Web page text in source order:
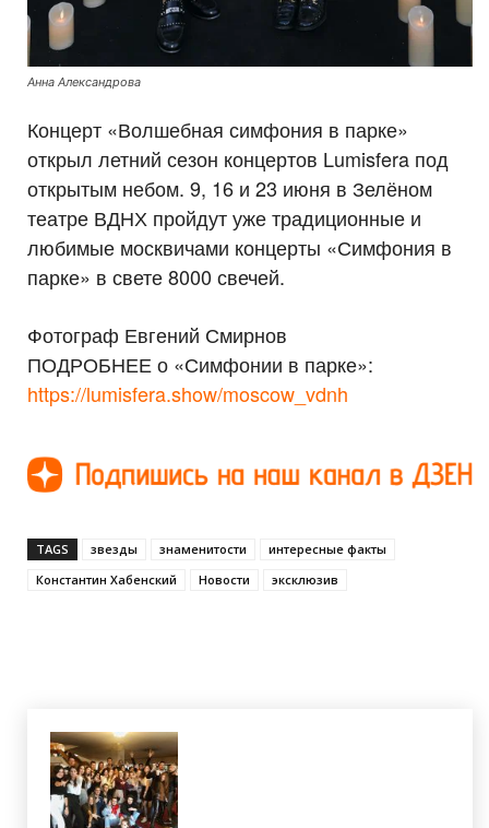
Анна Александрова
Концерт «Волшебная симфония в парке»
открыл летний сезон концертов Lumisfera под
открытым небом. 9, 16 и 23 июня в Зелёном
театре ВДНХ пройдут уже традиционные и
любимые москвичами концерты «Симфония в
парке» в свете 8000 свечей.
Фотограф Евгений Смирнов
ПОДРОБНЕЕ о «Симфонии в парке»:
https://lumisfera.show/moscow_vdnh
TAGS звезды знаменитости
интересные факты
Константин Хабенский
Новости эксклюзив